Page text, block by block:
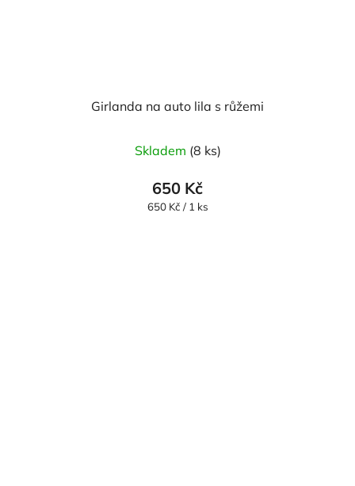
Girlanda na auto lila s růžemi
hodnocení
produktu
je
Skladem (8 ks)
650 Kč
Měrná
650 Kč / 1 ks